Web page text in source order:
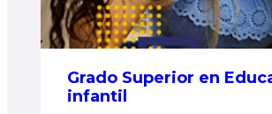
Grado Superior en
infantil